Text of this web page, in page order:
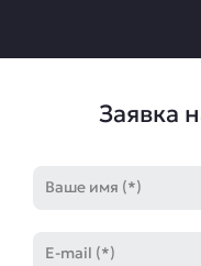
Заявка
mail